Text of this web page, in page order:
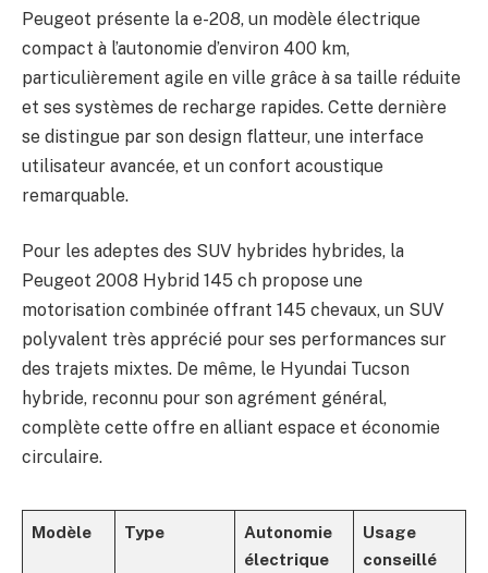
Peugeot présente la e-208, un modèle électrique
compact à l’autonomie d’environ 400 km,
particulièrement agile en ville grâce à sa taille réduite
et ses systèmes de recharge rapides. Cette dernière
se distingue par son design flatteur, une interface
utilisateur avancée, et un confort acoustique
remarquable.
Pour les adeptes des SUV hybrides hybrides, la
Peugeot 2008 Hybrid 145 ch propose une
motorisation combinée offrant 145 chevaux, un SUV
polyvalent très apprécié pour ses performances sur
des trajets mixtes. De même, le Hyundai Tucson
hybride, reconnu pour son agrément général,
complète cette offre en alliant espace et économie
circulaire.
Modèle Type
Autonomie
électrique
Usage
conseillé